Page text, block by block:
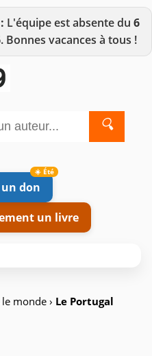
L'équipe est absente du 6
. Bonnes vacances à tous !
🔍
un don
un livre
le monde › Le Portugal